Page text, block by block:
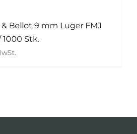
Bellot 9 mm Luger FMJ
1000 Stk.